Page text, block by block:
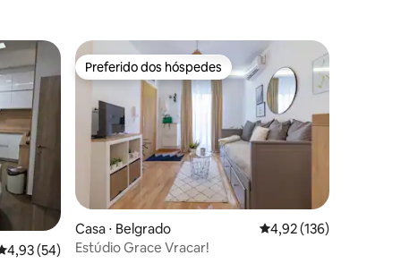
de uma avaliação média de 5, 54 avaliações
4,93 (54)
Preferido dos hóspedes
Preferido dos hóspedes
Casa ⋅ Belgrado 4,92 de uma avaliação
4,92 (136)
Estúdio Grace Vracar!